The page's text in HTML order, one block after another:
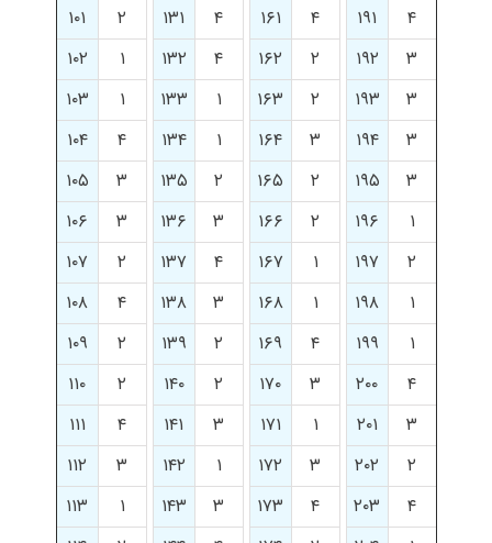
۴
۱۹۱ ۴ ۱۶۱ ۴ ۱۳۱ ۲
۱۰۱
۳
۱۹۲ ۲ ۱۶۲ ۴ ۱۳۲ ۱
۱۰۲
۳
۱۹۳ ۲ ۱۶۳ ۱ ۱۳۳ ۱
۱۰۳
۳
۱۹۴ ۳ ۱۶۴ ۱ ۱۳۴ ۴
۱۰۴
۳
۱۹۵ ۲ ۱۶۵ ۲ ۱۳۵ ۳
۱۰۵
۱
۱۹۶ ۲ ۱۶۶ ۳ ۱۳۶ ۳
۱۰۶
۲
۱۹۷ ۱ ۱۶۷ ۴ ۱۳۷ ۲
۱۰۷
۱
۱۹۸ ۱ ۱۶۸ ۳ ۱۳۸ ۴
۱۰۸
۱
۱۹۹ ۴ ۱۶۹ ۲ ۱۳۹ ۲
۱۰۹
۴
۲۰۰ ۳ ۱۷۰ ۲ ۱۴۰ ۲
۱۱۰
۳
۲۰۱ ۱ ۱۷۱ ۳ ۱۴۱ ۴
۱۱۱
۲
۲۰۲ ۳ ۱۷۲ ۱ ۱۴۲ ۳
۱۱۲
۴
۲۰۳ ۴ ۱۷۳ ۳ ۱۴۳ ۱
۱۱۳